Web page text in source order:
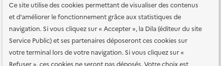
Ce site utilise des cookies permettant de visualiser des contenus
et d'améliorer le fonctionnement grâce aux statistiques de
navigation. Si vous cliquez sur « Accepter », la Dila (éditeur du site
Service Public) et ses partenaires déposeront ces cookies sur
votre terminal lors de votre navigation. Si vous cliquez sur «
Plan du site Accessibilité : totalement conforme Accessibilité des